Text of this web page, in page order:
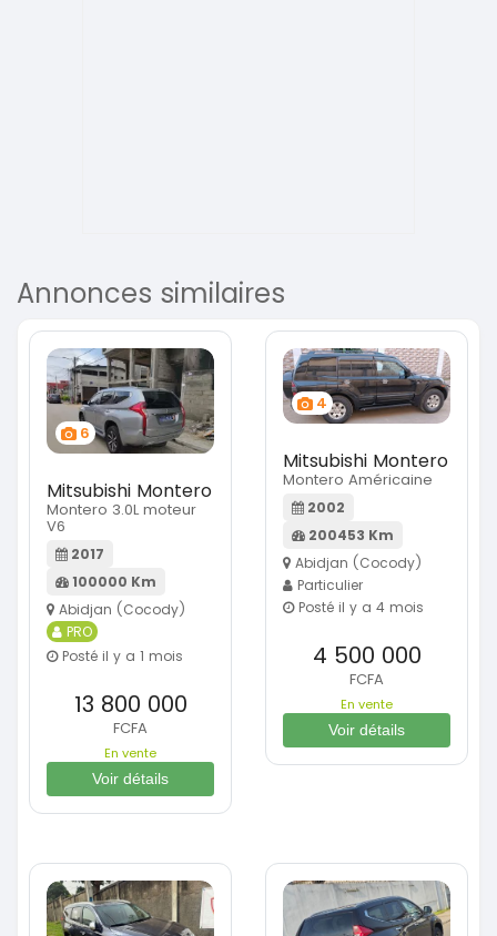
Annonces similaires
6
Mitsubishi Montero
Montero 3.0L moteur
V6
2017
100000 Km
Abidjan (Cocody)
PRO
Posté il y a 1 mois
13 800 000
FCFA
En vente
Voir détails
4
Mitsubishi Montero
Montero Américaine
2002
200453 Km
Abidjan (Cocody)
Particulier
Posté il y a 4 mois
4 500 000
FCFA
En vente
Voir détails